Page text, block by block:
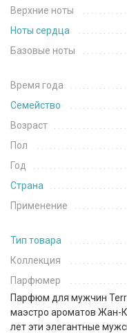
Верхние ноты
Ноты сердца
Базовые ноты
Время года
Семейство
Возраст
Пол
Год
Страна
Применение
Тип товара
Коллекция
Парфюмер
Парфюм для мужчин
маэстро ароматов Жан-
лет эти элегантные